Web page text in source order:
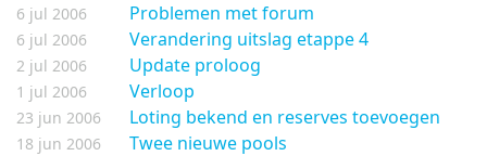
6 jul 2006 Problemen met forum
6 jul 2006 Verandering uitslag etappe 4
2 jul 2006 Update proloog
1 jul 2006 Verloop
23 jun 2006 Loting bekend en reserves toevoegen
18 jun 2006 Twee nieuwe pools